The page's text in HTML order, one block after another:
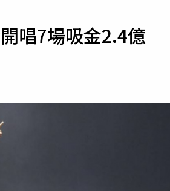
運勢
唱7場吸金2.4億